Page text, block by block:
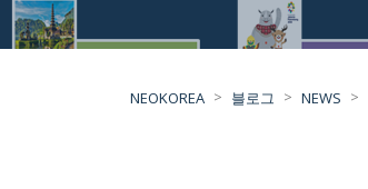
NEOKOREA > 블로그 > NEWS >